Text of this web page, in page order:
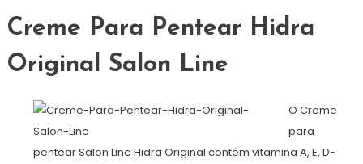
Creme Para Pentear Hidra
Original Salon Line
O Creme
para
pentear Salon Line Hidra Original contém vitamina A, E, D-